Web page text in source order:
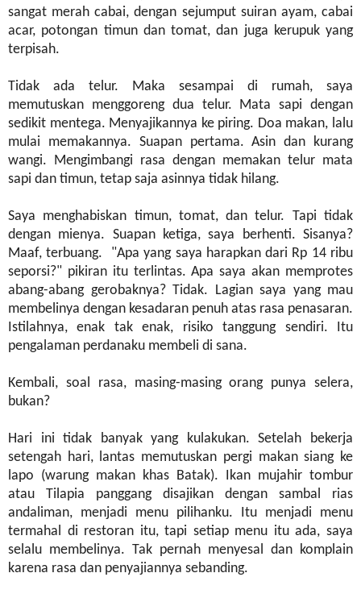
sangat merah cabai, dengan sejumput suiran ayam, cabai
acar, potongan timun dan tomat, dan juga kerupuk yang
terpisah.
Tidak ada telur. Maka sesampai di rumah, saya
memutuskan menggoreng dua telur. Mata sapi dengan
sedikit mentega. Menyajikannya ke piring. Doa makan, lalu
mulai memakannya. Suapan pertama. Asin dan kurang
wangi. Mengimbangi rasa dengan memakan telur mata
sapi dan timun, tetap saja asinnya tidak hilang.
Saya menghabiskan timun, tomat, dan telur. Tapi tidak
dengan mienya. Suapan ketiga, saya berhenti. Sisanya?
Maaf, terbuang. "Apa yang saya harapkan dari Rp 14 ribu
seporsi?" pikiran itu terlintas. Apa saya akan memprotes
abang-abang gerobaknya? Tidak. Lagian saya yang mau
membelinya dengan kesadaran penuh atas rasa penasaran.
Istilahnya, enak tak enak, risiko tanggung sendiri. Itu
pengalaman perdanaku membeli di sana.
Kembali, soal rasa, masing-masing orang punya selera,
bukan?
Hari ini tidak banyak yang kulakukan. Setelah bekerja
setengah hari, lantas memutuskan pergi makan siang ke
lapo (warung makan khas Batak). Ikan mujahir tombur
atau Tilapia panggang disajikan dengan sambal rias
andaliman, menjadi menu pilihanku. Itu menjadi menu
termahal di restoran itu, tapi setiap menu itu ada, saya
selalu membelinya. Tak pernah menyesal dan komplain
karena rasa dan penyajiannya sebanding.